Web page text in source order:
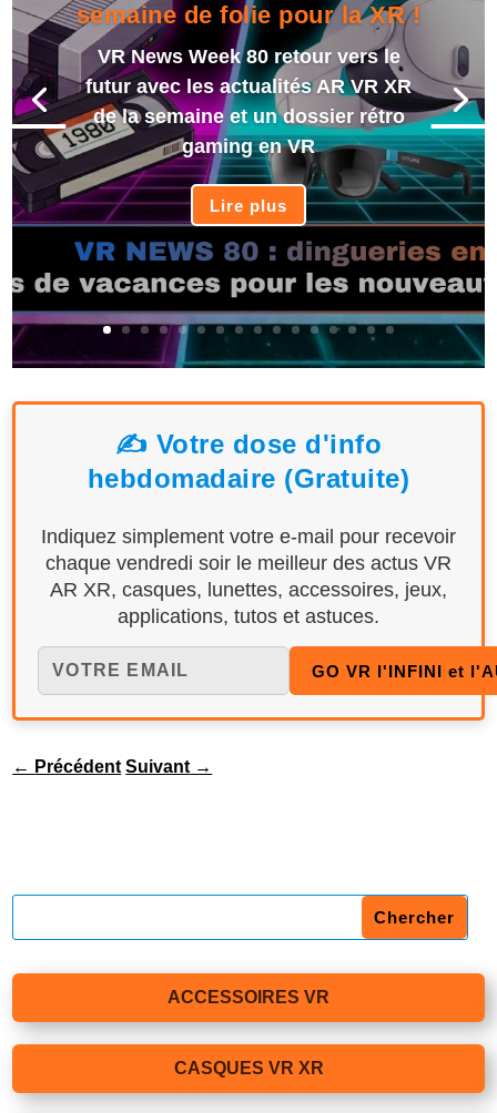
semaine de folie pour la XR !
VR News Week 80 retour vers le
futur avec les actualités AR VR XR
de la semaine et un dossier rétro
gaming en VR
Lire plus
✍️ Votre dose d'info
hebdomadaire (Gratuite)
Indiquez simplement votre e-mail pour recevoir
chaque vendredi soir le meilleur des actus VR
AR XR, casques, lunettes, accessoires, jeux,
applications, tutos et astuces.
← Précédent Suivant →
ACCESSOIRES VR
CASQUES VR XR